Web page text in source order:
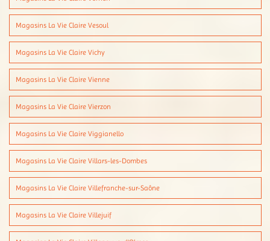
Magasins La Vie Claire Vesoul
Magasins La Vie Claire Vichy
Magasins La Vie Claire Vienne
Magasins La Vie Claire Vierzon
Magasins La Vie Claire Viggianello
Magasins La Vie Claire Villars-les-Dombes
Magasins La Vie Claire Villefranche-sur-Saône
Magasins La Vie Claire Villejuif